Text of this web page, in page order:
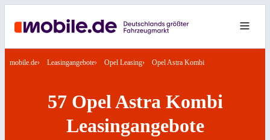
mobile.de Leasingangebote Opel Leasing Opel Astra Kombi
57 Opel Astra Kombi
Leasingangebote